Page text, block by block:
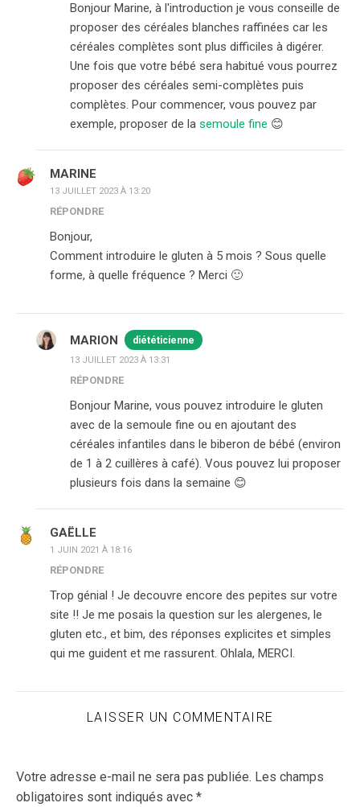
Bonjour Marine, à l'introduction je vous conseille de
proposer des céréales blanches raffinées car les
céréales complètes sont plus difficiles à digérer.
Une fois que votre bébé sera habitué vous pourrez
proposer des céréales semi-complètes puis
complètes. Pour commencer, vous pouvez par
exemple, proposer de la semoule fine 😊
MARINE
13 JUILLET 2023 À 13:20
RÉPONDRE
Bonjour,
Comment introduire le gluten à 5 mois ? Sous quelle
forme, à quelle fréquence ? Merci 🙂
MARION diététicienne
13 JUILLET 2023 À 13:31
RÉPONDRE
Bonjour Marine, vous pouvez introduire le gluten
avec de la semoule fine ou en ajoutant des
céréales infantiles dans le biberon de bébé (environ
de 1 à 2 cuillères à café). Vous pouvez lui proposer
plusieurs fois dans la semaine 😊
GAËLLE
1 JUIN 2021 À 18:16
RÉPONDRE
Trop génial ! Je decouvre encore des pepites sur votre
site !! Je me posais la question sur les alergenes, le
gluten etc., et bim, des réponses explicites et simples
qui me guident et me rassurent. Ohlala, MERCI.
LAISSER UN COMMENTAIRE
Votre adresse e-mail ne sera pas publiée. Les champs
obligatoires sont indiqués avec *